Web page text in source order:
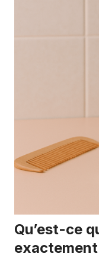
Qu’est-ce